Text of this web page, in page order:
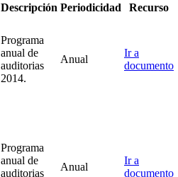
Descripción Periodicidad Recurso
Programa
anual de
auditorias
2014.
Anual
Ir a
documento
Programa
anual de
auditorias
Anual
Ir a
documento